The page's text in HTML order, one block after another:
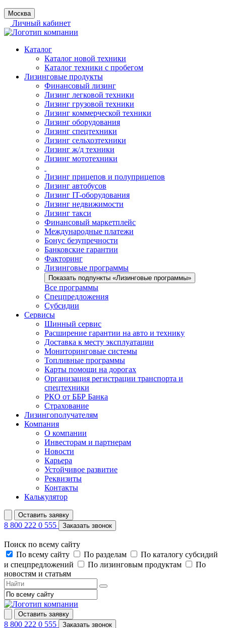
Москва
Личный кабинет
Каталог
Каталог новой техники
Каталог техники с пробегом
Лизинговые продукты
Финансовый лизинг
Лизинг легковой техники
Лизинг грузовой техники
Лизинг коммерческой техники
Лизинг оборудования
Лизинг спецтехники
Лизинг сельхозтехники
Лизинг ж/д техники
Лизинг мототехники
Лизинг прицепов и полуприцепов
Лизинг автобусов
Лизинг IT-оборудования
Лизинг недвижимости
Лизинг такси
Финансовый маркетплейс
Международные платежи
Бонус безупречности
Банковские гарантии
Факторинг
Лизинговые программы
Показать подпункты «Лизинговые программы»
Все программы
Спецпредложения
Субсидии
Сервисы
Шинный сервис
Расширение гарантии на авто и технику
Доставка к месту эксплуатации
Мониторинговые системы
Топливные программы
Карты помощи на дорогах
Организация регистрации транспорта и
спецтехники
РКО от ББР Банка
Страхование
Лизингополучателям
Компания
О компании
Инвесторам и партнерам
Новости
Карьера
Устойчивое развитие
Реквизиты
Контакты
Калькулятор
Оставить заявку
8 800 222 0 555 Заказать звонок
Поиск по всему сайту
По всему сайту
По разделам
По каталогу субсидий
и спецпредложений
По лизинговым продуктам
По
новостям и статьям
Оставить заявку
8 800 222 0 555 Заказать звонок